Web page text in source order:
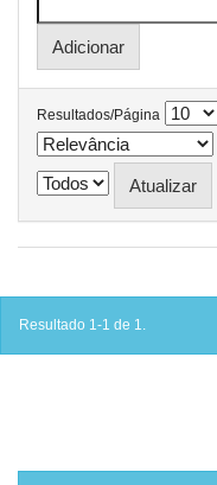
Resultados/Página
Resultado 1-1 de 1.